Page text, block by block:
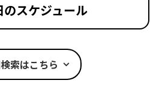
スケジュール
索はこちら